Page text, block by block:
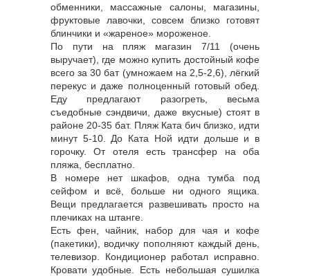
обменники, массажные салоны, магазины,
фруктовые лавочки, совсем близко готовят
блинчики и «жареное» мороженое.
По пути на пляж магазин 7/11 (очень
выручает), где можно купить достойный кофе
всего за 30 бат (умножаем на 2,5-2,6), лёгкий
перекус и даже полноценный готовый обед.
Еду предлагают разогреть, весьма
съедобные сэндвичи, даже вкусные) стоят в
районе 20-35 бат. Пляж Ката бич близко, идти
минут 5-10. До Ката Ной идти дольше и в
горочку. От отеля есть трансфер на оба
пляжа, бесплатно.
В номере нет шкафов, одна тумба под
сейфом и всё, больше ни одного ящика.
Вещи предлагается развешивать просто на
плечиках на штанге.
Есть фен, чайник, набор для чая и кофе
(пакетики), водичку пополняют каждый день,
телевизор. Кондиционер работал исправно.
Кровати удобные. Есть небольшая сушилка